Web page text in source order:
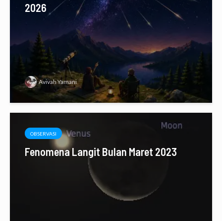
2026
Avivah Yamani
OBSERVASI
Fenomena Langit Bulan Maret 2023